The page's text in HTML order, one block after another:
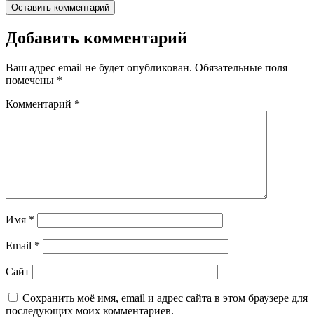
Оставить комментарий
Добавить комментарий
Ваш адрес email не будет опубликован. Обязательные поля
помечены *
Комментарий *
Имя *
Email *
Сайт
Сохранить моё имя, email и адрес сайта в этом браузере для
последующих моих комментариев.